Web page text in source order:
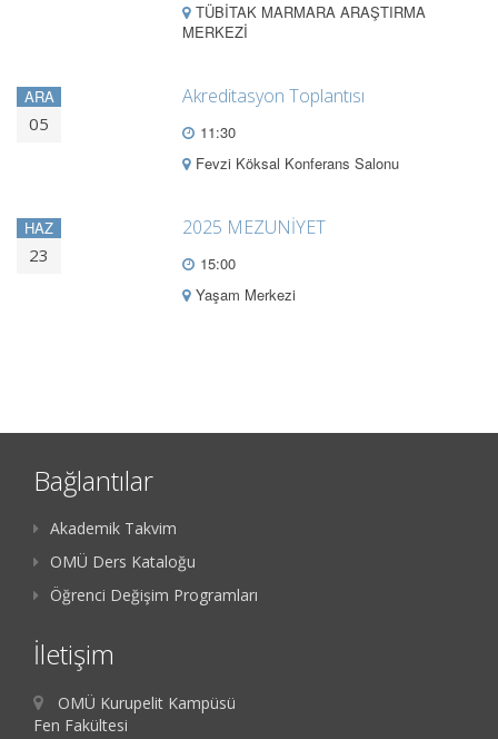
TÜBİTAK MARMARA ARAŞTIRMA
MERKEZİ
ARA
05
Akreditasyon Toplantısı
11:30
Fevzi Köksal Konferans Salonu
HAZ
23
2025 MEZUNİYET
15:00
Yaşam Merkezi
Bağlantılar
Akademik Takvim
OMÜ Ders Kataloğu
Öğrenci Değişim Programları
İletişim
OMÜ Kurupelit Kampüsü
Fen Fakültesi